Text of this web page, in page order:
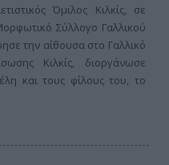
Όμιλος Κιλκίς, σε
Σύλλογο Γαλλικού
την αίθουσα στο Γαλλικό
Κιλκίς, διοργάνωσε
και τους φίλους του, το